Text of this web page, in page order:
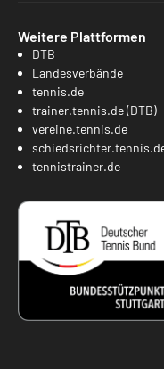
Weitere Plattformen
DTB
Landesverbände
tennis.de
trainer.tennis.de (DTB)
vereine.tennis.de
tennistrainer.de